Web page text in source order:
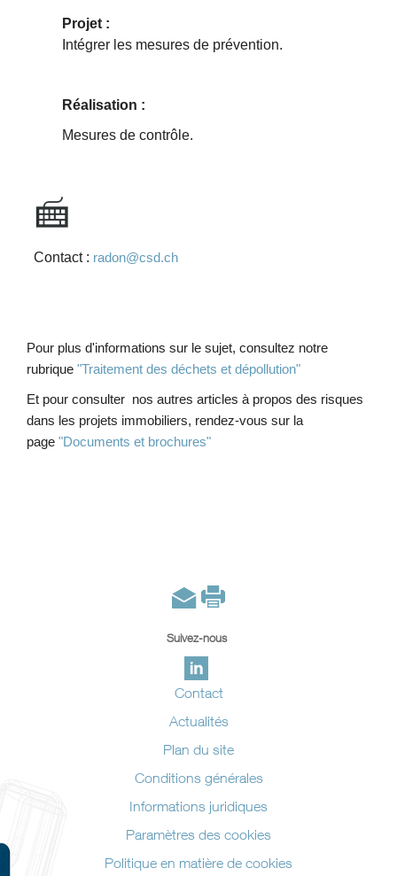
Projet :
Intégrer les mesures de prévention.
Réalisation :
Mesures de contrôle.
Contact : radon@csd.ch
Pour plus d'informations sur le sujet, consultez notre
rubrique "Traitement des déchets et dépollution"
Et pour consulter nos autres articles à propos des risques
dans les projets immobiliers, rendez-vous sur la
page "Documents et brochures"
Suivez-nous
Contact
Actualités
Plan du site
Conditions générales
Informations juridiques
Paramètres des cookies
Politique en matière de cookies